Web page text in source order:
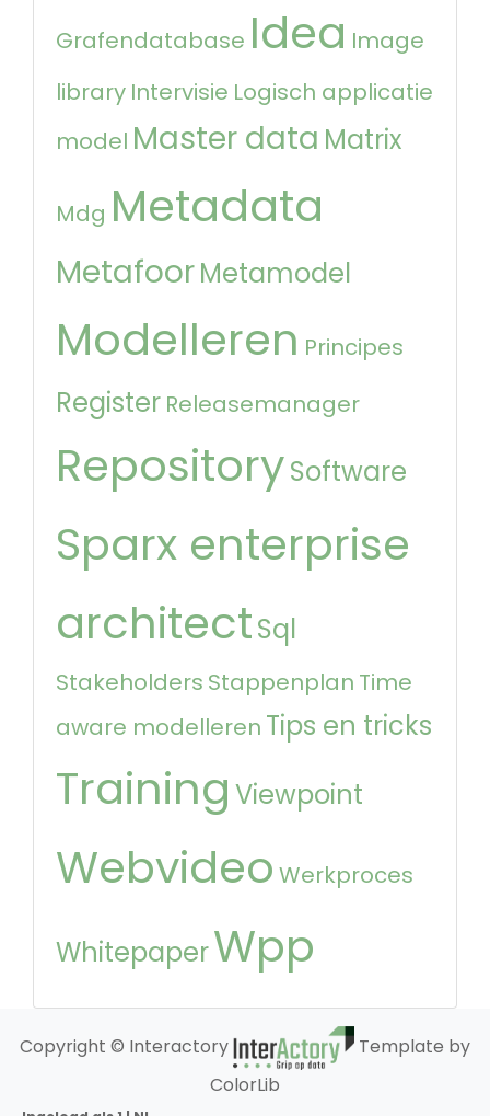
Grafendatabase Idea Image
library Intervisie Logisch applicatie
model Master data Matrix
Mdg Metadata
MetafoorMetamodel
Modelleren Principes
Register Releasemanager
RepositorySoftware
Sparx enterprise
architectSql
Stakeholders Stappenplan Time
aware modelleren Tips en tricks
Training Viewpoint
Webvideo Werkproces
WhitepaperWpp
Copyright © Interactory
Template by
ColorLib